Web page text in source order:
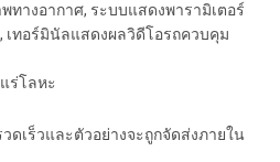
ทางอากาศ, ระบบแสดงพารามิเตอร์
เทอร์มินัลแสดงผลวิดีโอรถควบคุม
ร่โลหะ
ดเร็วและตัวอย่างจะถูกจัดส่งภายใน